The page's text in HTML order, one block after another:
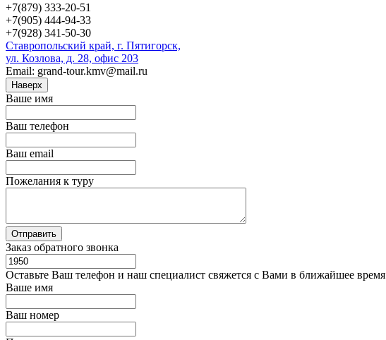
+7(879) 333-20-51
+7(905) 444-94-33
+7(928) 341-50-30
Ставропольский край, г. Пятигорск,
ул. Козлова, д. 28, офис 203
Email: grand-tour.kmv@mail.ru
Наверх
Ваше имя
Ваш телефон
Ваш email
Пожелания к туру
Заказ обратного звонка
Оставьте Ваш телефон и наш специалист свяжется с Вами в ближайшее время
Ваше имя
Ваш номер